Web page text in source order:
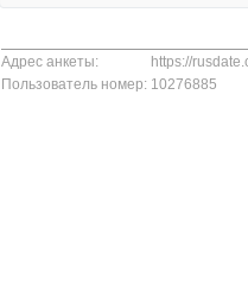
Адрес анкеты:
https://
Пользователь номер: 10276885